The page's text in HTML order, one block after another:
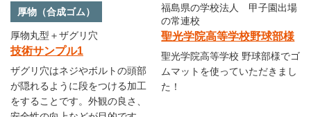
厚物（合成ゴム）
厚物丸型＋ザグリ穴
技術サンプル1
ザグリ穴はネジやボルトの頭部
が隠れるように段をつける加工
をすることです。外観の良さ、
福島県の学校法人 甲子園出場
の常連校
聖光学院高等学校野球部様
聖光学院高等学校 野球部様でゴ
ムマットを使っていただきまし
た！